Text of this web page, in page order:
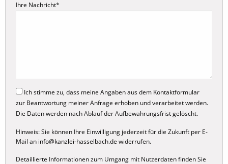
Ehevertrag
Internationales Familienrecht
Sorgerecht
Ihre Nachricht*
Ich stimme zu, dass meine Angaben aus dem Kontaktformular
zur Beantwortung meiner Anfrage erhoben und verarbeitet werden.
Die Daten werden nach Ablauf der Aufbewahrungsfrist gelöscht.
Hinweis: Sie können Ihre Einwilligung jederzeit für die Zukunft per E-
Mail an info@kanzlei-hasselbach.de widerrufen.
Detaillierte Informationen zum Umgang mit Nutzerdaten finden Sie